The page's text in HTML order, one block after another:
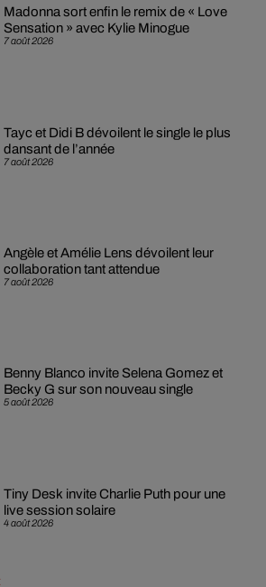
7 août 2026
Madonna sort enfin le remix de « Love
Sensation » avec Kylie Minogue
7 août 2026
Tayc et Didi B dévoilent le single le plus
dansant de l’année
7 août 2026
Angèle et Amélie Lens dévoilent leur
collaboration tant attendue
5 août 2026
Benny Blanco invite Selena Gomez et
Becky G sur son nouveau single
4 août 2026
Tiny Desk invite Charlie Puth pour une
live session solaire